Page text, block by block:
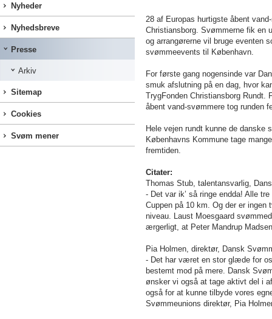
Nyheder
Nyhedsbreve
Presse
Arkiv
Sitemap
Cookies
Svøm mener
28 af Europas hurtigste åbent
Christiansborg. Svømmerne fik en
og arrangørerne vil bruge eventen
svømmeevents til København.
For første gang nogensinde var
smuk afslutning på en dag, hvor
TrygFonden Christiansborg Rundt.
åbent vand-svømmere tog runden
Hele vejen rundt kunne de danske
Københavns Kommune tage
fremtiden.
Citater:
Thomas Stub, talentansvarlig,
- Det var ik’ så ringe endda! Alle
Cuppen på 10 km. Og der er
niveau. Laust Moesgaard
ærgerligt, at Peter Mandrup
Pia Holmen, direktør, Dansk
- Det har været en stor glæde for
bestemt mod på mere. Dansk
ønsker vi også at tage aktivt del i
også for at kunne tilbyde vores
Svømmeunions direktør, Pia